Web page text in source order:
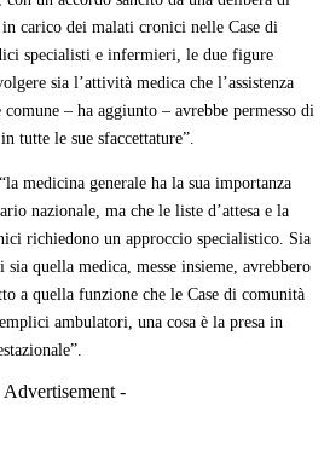
carico dei malati cronici nelle Case di
specialisti e infermieri, le due figure
sia l’attività medica che l’assistenza
– ha aggiunto – avrebbe permesso di
tutte le sue sfaccettature”.
medicina generale ha la sua importanza
nazionale, ma che le liste d’attesa e la
richiedono un approccio specialistico. Sia
quella medica, messe insieme, avrebbero
a quella funzione che le Case di comunità
ambulatori, una cosa è la presa in
Advertisement -